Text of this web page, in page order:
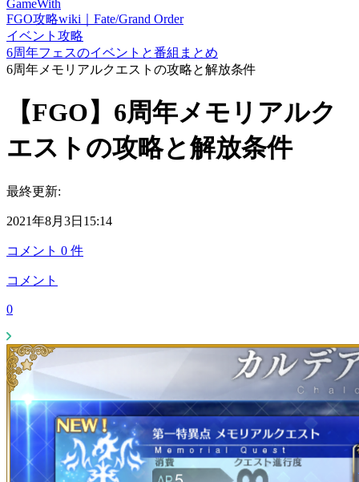
GameWith
FGO攻略wiki｜Fate/Grand Order
イベント攻略
6周年フェスのイベントと番組まとめ
6周年メモリアルクエストの攻略と解放条件
【FGO】6周年メモリアルク
エストの攻略と解放条件
最終更新:
2021年8月3日15:14
コメント 0 件
コメント
0